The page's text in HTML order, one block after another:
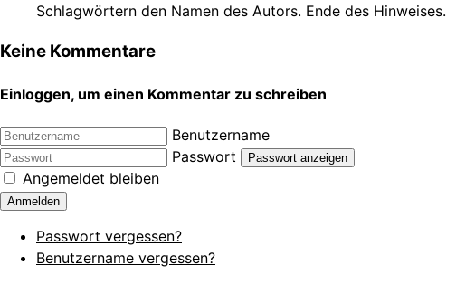
Schlagwörtern den Namen des Autors. Ende des Hinweises.
Keine Kommentare
Einloggen, um einen Kommentar zu schreiben
Benutzername
Passwort
Passwort anzeigen
Angemeldet bleiben
Anmelden
Passwort vergessen?
Benutzername vergessen?